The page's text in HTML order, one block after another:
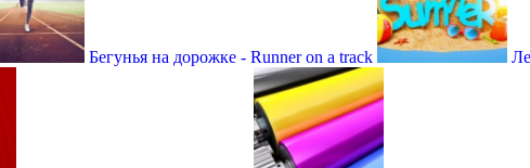
Бегунья на дорожке - Runner on a track